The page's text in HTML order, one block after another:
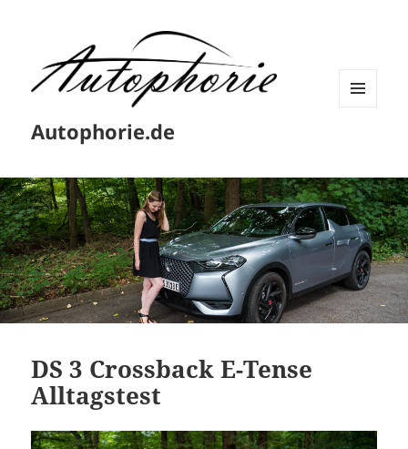
Autophorie.de
DS 3 Crossback E-Tense
Alltagstest